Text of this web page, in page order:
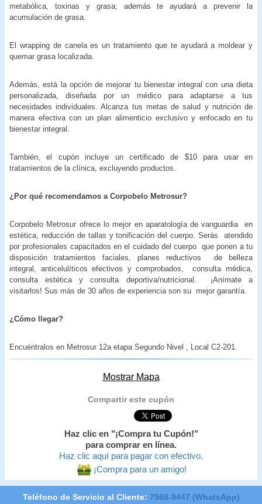
metabólica, toxinas y grasa; además te ayudará a prevenir la
acumulación de grasa.
El wrapping de canela es un tratamiento que te ayudará a moldear y
quemar grasa localizada.
Además, está la opción de mejorar tu bienestar integral con una dieta
personalizada, diseñada por un médico para adaptarse a tus
necesidades individuales. Alcanza tus metas de salud y nutrición de
manera efectiva con un plan alimenticio exclusivo y enfocado en tu
bienestar integral.
También, el cupón incluye un certificado de $10 para usar en
tratamientos de la clínica, excluyendo productos.
¿Por qué recomendamos a Corpobelo Metrosur?
Corpobelo Metrosur ofrece lo mejor en aparatología de vanguardia en
estética, reducción de tallas y tonificación del cuerpo. Serás atendido
por profesionales capacitados en el cuidado del cuerpo que ponen a tu
disposición tratamientos faciales, planes reductivos de belleza
integral, anticelulíticos efectivos y comprobados, consulta médica,
consulta estética y consulta deportiva/nutricional. ¡Anímate a
visitarlos! Sus más de 30 años de experiencia son su mejor garantía.
¿Cómo llegar?
Encuéntralos en Metrosur 12a etapa Segundo Nivel , Local C2-201.
Mostrar Mapa
Compartir este cupón
Haz clic en "¡Compra tu Cupón!"
para comprar en línea.
Haz clic aquí para pagar con efectivo.
¡Compra para un amigo!
Teléfono de Servicio al Cliente: 7568-9447 (WhatsApp)